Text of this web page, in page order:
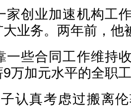
家创业加速机构工
业务。两年前，他
一些合同工作维持
万加元水平的全职
认真考虑过搬离